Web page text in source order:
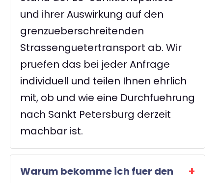
und ihrer Auswirkung auf den
grenzueberschreitenden
Strassenguetertransport ab. Wir
pruefen das bei jeder Anfrage
individuell und teilen Ihnen ehrlich
mit, ob und wie eine Durchfuehrung
nach Sankt Petersburg derzeit
machbar ist.
Warum bekomme ich fuer den